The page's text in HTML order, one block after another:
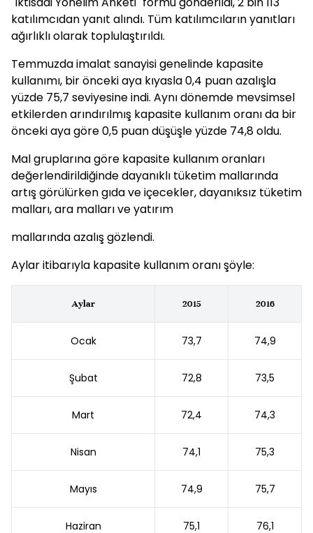
katılımcıdan yanıt alındı. Tüm katılımcıların yanıtları
ağırlıklı olarak toplulaştırıldı.
Temmuzda imalat sanayisi genelinde kapasite
kullanımı, bir önceki aya kıyasla 0,4 puan azalışla
yüzde 75,7 seviyesine indi. Aynı dönemde mevsimsel
etkilerden arındırılmış kapasite kullanım oranı da bir
önceki aya göre 0,5 puan düşüşle yüzde 74,8 oldu.
Mal gruplarına göre kapasite kullanım oranları
değerlendirildiğinde dayanıklı tüketim mallarında
artış görülürken gıda ve içecekler, dayanıksız tüketim
malları, ara malları ve yatırım
mallarında azalış gözlendi.
Aylar itibarıyla kapasite kullanım oranı şöyle:
Aylar 2015 2016
Ocak 73,7 74,9
Şubat 72,8 73,5
Mart 72,4 74,3
Nisan 74,1 75,3
Mayıs 74,9 75,7
Haziran 75,1 76,1